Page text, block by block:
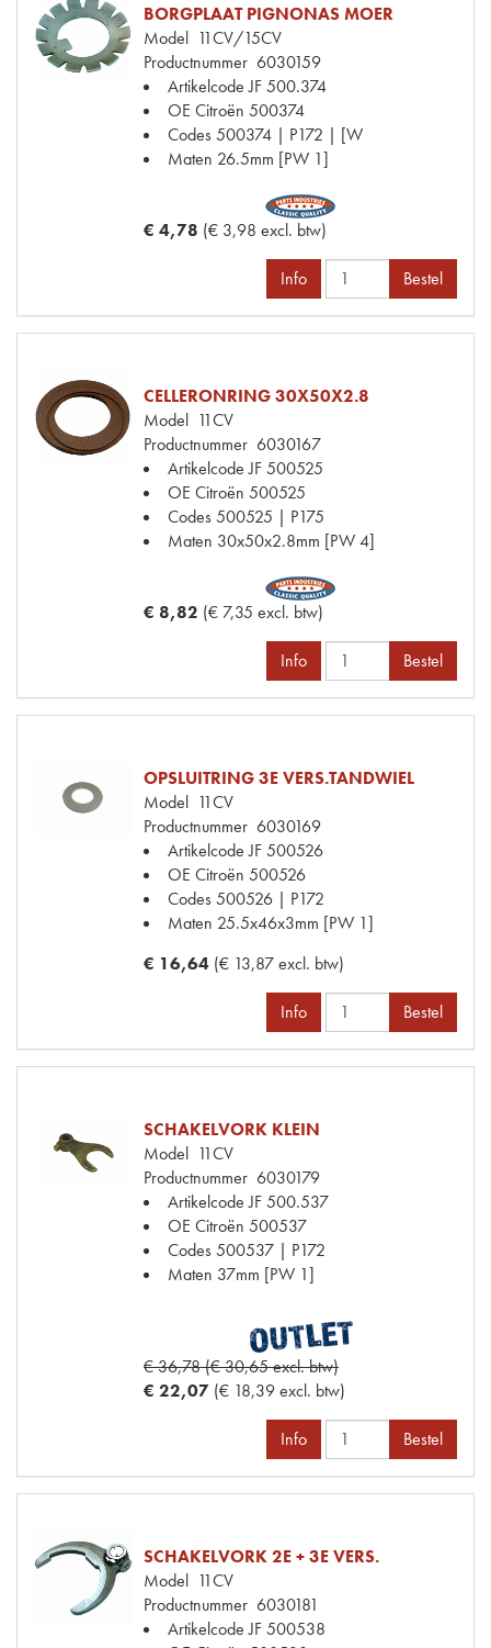
BORGPLAAT PIGNONAS MOER
Model 11CV/15CV
Productnummer 6030159
Artikelcode JF500.374
OE Citroën 500374
Codes500374 | P172 | [W
Maten 26.5mm [PW 1]
€ 4,78 (€ 3,98 excl. btw)
Info Bestel
CELLERONRING 30X50X2.8
Model 11CV
Productnummer 6030167
Artikelcode JF500525
OE Citroën 500525
Codes500525 | P175
Maten 30x50x2.8mm [PW 4]
€ 8,82 (€ 7,35 excl. btw)
Info Bestel
OPSLUITRING 3E VERS.TANDWIEL
Model 11CV
Productnummer 6030169
Artikelcode JF500526
OE Citroën 500526
Codes500526 | P172
Maten 25.5x46x3mm [PW 1]
€ 16,64 (€ 13,87 excl. btw)
Info Bestel
SCHAKELVORK KLEIN
Model 11CV
Productnummer 6030179
Artikelcode JF500.537
OE Citroën 500537
Codes500537 | P172
Maten 37mm [PW 1]
€ 36,78 (€ 30,65 excl. btw)
€ 22,07 (€ 18,39 excl. btw)
Info Bestel
SCHAKELVORK 2E + 3E VERS.
Model 11CV
Productnummer 6030181
Artikelcode JF500538